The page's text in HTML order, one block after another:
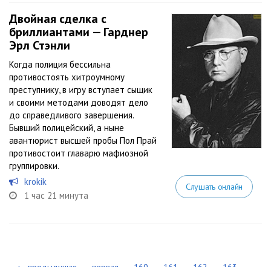
Двойная сделка с
бриллиантами — Гарднер
Эрл Стэнли
Когда полиция бессильна
противостоять хитроумному
преступнику, в игру вступает сыщик
и своими методами доводят дело
до справедливого завершения.
Бывший полицейский, а ныне
авантюрист высшей пробы Пол Прай
противостоит главарю мафиозной
группировки.
krоkіk
1 час 21 минута
Слушать онлайн